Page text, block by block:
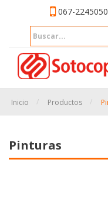
067-2245050
Inicio Productos
Pinturas